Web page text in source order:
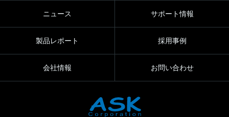
ニュース サポート情報
製品レポート 採用事例
会社情報 お問い合わせ